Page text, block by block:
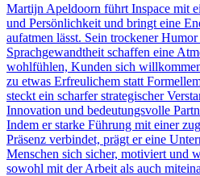
Martijn Apeldoorn führt Inspace mit
und Persönlichkeit und bringt eine
aufatmen lässt. Sein trockener
Sprachgewandtheit schaffen eine
wohlfühlen, Kunden sich
zu etwas Erfreulichem statt
steckt ein scharfer strategischer
Innovation und bedeutungsvolle
Indem er starke Führung mit einer
Präsenz verbindet, prägt er eine
Menschen sich sicher, motiviert
sowohl mit der Arbeit als auch